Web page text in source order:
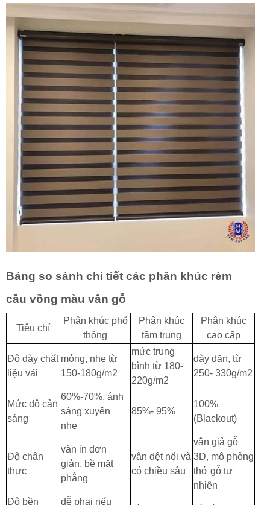
Bảng so sánh chi tiết các phân khúc rèm
cầu vồng màu vân gỗ
Tiêu chí
Phân khúc phổ
thông
Phân khúc
tầm trung
Phân khúc
cao cấp
Độ dày chất
liệu vải
mỏng, nhẹ từ
150-180g/m2
mức trung
bình từ 180-
220g/m2
dày dặn, từ
250- 330g/m2
Mức độ cản
sáng
60%-70%, ánh
sáng xuyên
nhẹ
85%- 95%
100%
(Blackout)
Độ chân
thực
vân in đơn
giản, bề mặt
phẳng
vân dệt nổi và
có chiều sâu
vân giả gỗ
3D, mô phỏng
thớ gỗ tự
nhiên
Độ bền
dễ phai nếu